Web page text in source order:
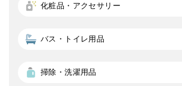
化粧品・アクセサリー
バス・トイレ用品
掃除・洗濯用品